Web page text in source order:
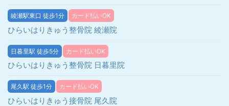
綾瀬駅東口 徒歩1分 カード払いOK
ひらいはりきゅう整骨院 綾瀬院
日暮里駅 徒歩5分 カード払いOK
ひらいはりきゅう整骨院 日暮里院
尾久駅 徒歩1分 カード払いOK
ひらいはりきゅう接骨院 尾久院